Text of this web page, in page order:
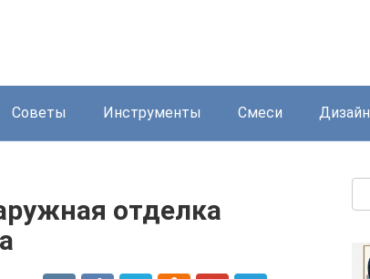
Советы Инструменты Смеси Дизайн
отделка